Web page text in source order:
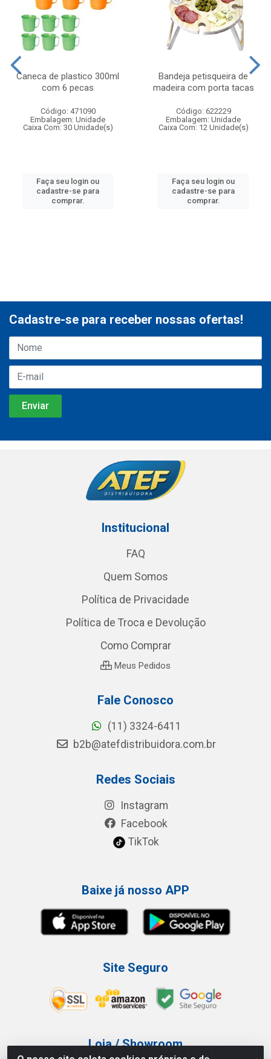
Caneca de plastico 300ml
com 6 pecas
Código: 471090
Embalagem: Unidade
Caixa Com: 30 Unidade(s)
Faça seu login ou
cadastre-se para
comprar.
Bandeja petisqueira de
madeira com porta tacas
Código: 622229
Embalagem: Unidade
Caixa Com: 12 Unidade(s)
Faça seu login ou
cadastre-se para
comprar.
Cadastre-se para receber nossas ofertas!
Institucional
FAQ
Quem Somos
Política de Privacidade
Política de Troca e Devolução
Como Comprar
Meus Pedidos
Fale Conosco
(11) 3324-6411
b2b@atefdistribuidora.com.br
Redes Sociais
Instagram
Facebook
TikTok
Baixe já nosso APP
Site Seguro
Loja / Showroom